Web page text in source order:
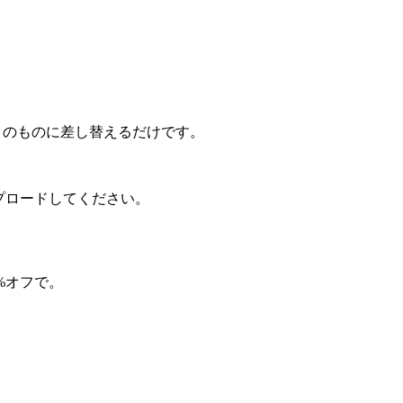
ものに差し替えるだけです。
ードしてください。
フで。